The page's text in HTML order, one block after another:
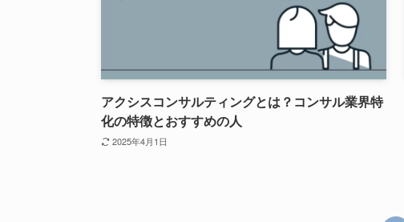
アクシスコンサルティングとは？コンサル業界特
化の特徴とおすすめの人
2025年4月1日